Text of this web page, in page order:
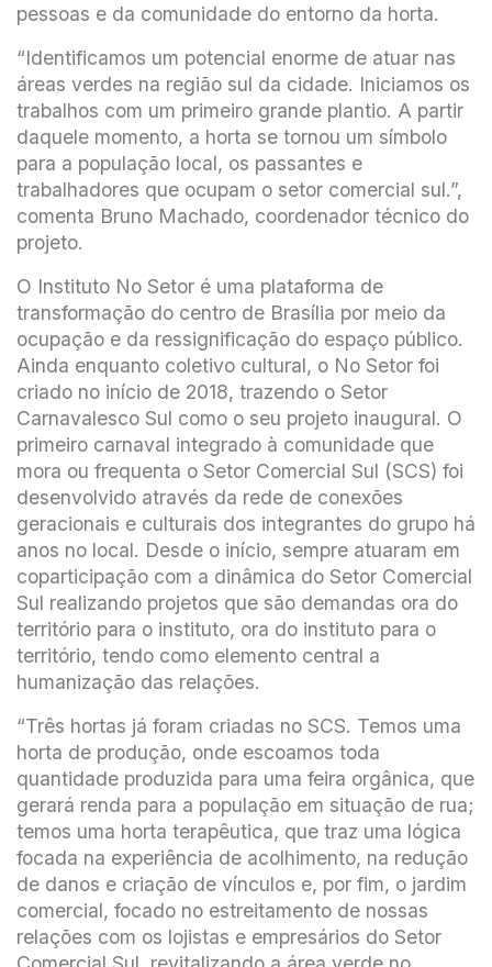
pessoas e da comunidade do entorno da horta.
“Identificamos um potencial enorme de atuar nas
áreas verdes na região sul da cidade. Iniciamos os
trabalhos com um primeiro grande plantio. A partir
daquele momento, a horta se tornou um símbolo
para a população local, os passantes e
trabalhadores que ocupam o setor comercial sul.”,
comenta Bruno Machado, coordenador técnico do
projeto.
O Instituto No Setor é uma plataforma de
transformação do centro de Brasília por meio da
ocupação e da ressignificação do espaço público.
Ainda enquanto coletivo cultural, o No Setor foi
criado no início de 2018, trazendo o Setor
Carnavalesco Sul como o seu projeto inaugural. O
primeiro carnaval integrado à comunidade que
mora ou frequenta o Setor Comercial Sul (SCS) foi
desenvolvido através da rede de conexões
geracionais e culturais dos integrantes do grupo há
anos no local. Desde o início, sempre atuaram em
coparticipação com a dinâmica do Setor Comercial
Sul realizando projetos que são demandas ora do
território para o instituto, ora do instituto para o
território, tendo como elemento central a
humanização das relações.
“Três hortas já foram criadas no SCS. Temos uma
horta de produção, onde escoamos toda
quantidade produzida para uma feira orgânica, que
gerará renda para a população em situação de rua;
temos uma horta terapêutica, que traz uma lógica
focada na experiência de acolhimento, na redução
de danos e criação de vínculos e, por fim, o jardim
comercial, focado no estreitamento de nossas
relações com os lojistas e empresários do Setor